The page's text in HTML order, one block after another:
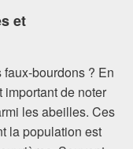
et
bourdons ? En
important de noter
les abeilles. Ces
la population est